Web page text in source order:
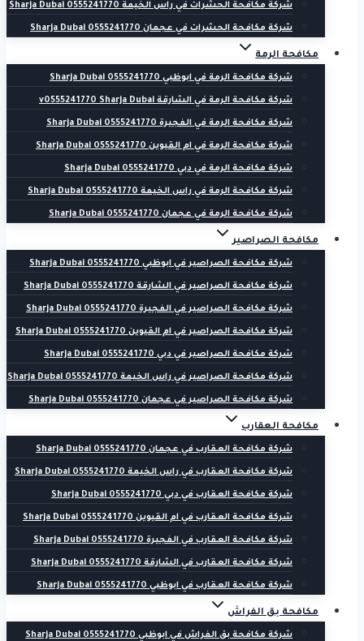
شركة مكافحة الحشرات في راس الخيمة 0555241770 Sharja Dubai
شركة مكافحة الحشرات في عجمان 0555241770 Sharja Dubai
مكافحة الرمة
شركة مكافحة الرمة في ابوظبي 0555241770 Sharja Dubai
شركة مكافحة الرمة في الشارقة v0555241770 Sharja Dubai
شركة مكافحة الرمة في الفجيرة 0555241770 Sharja Dubai
شركة مكافحة الرمة في ام القيوين 0555241770 Sharja Dubai
شركة مكافحة الرمة في دبي 0555241770 Sharja Dubai
شركة مكافحة الرمة في راس الخيمة 0555241770 Sharja Dubai
شركة مكافحة الرمة في عجمان 0555241770 Sharja Dubai
مكافحة الصراصير
شركة مكافحة الصراصير في ابوظبي 0555241770 Sharja Dubai
شركة مكافحة الصراصير في الشارقة 0555241770 Sharja Dubai
شركة مكافحة الصراصير في الفجيرة 0555241770 Sharja Dubai
شركة مكافحة الصراصير في ام القيوين 0555241770 Sharja Dubai
شركة مكافحة الصراصير في دبي 0555241770 Sharja Dubai
شركة مكافحة الصراصير في راس الخيمة 0555241770 Sharja Dubai
شركة مكافحة الصراصير في عجمان 0555241770 Sharja Dubai
مكافحة العقارب
شركة مكافحة العقارب في عجمان 0555241770 Sharja Dubai
شركة مكافحة العقارب في راس الخيمة 0555241770 Sharja Dubai
شركة مكافحة العقارب في دبي 0555241770 Sharja Dubai
شركة مكافحة العقارب في ام القيوين 0555241770 Sharja Dubai
شركة مكافحة العقارب في الفجيرة 0555241770 Sharja Dubai
شركة مكافحة العقارب في الشارقة 0555241770 Sharja Dubai
شركة مكافحة العقارب في ابوظبي 0555241770 Sharja Dubai
مكافحة بق الفراش
شركة مكافحة بق الفراش في ابوظبي 0555241770 Sharja Dubai